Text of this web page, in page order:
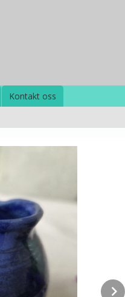
Kontakt oss